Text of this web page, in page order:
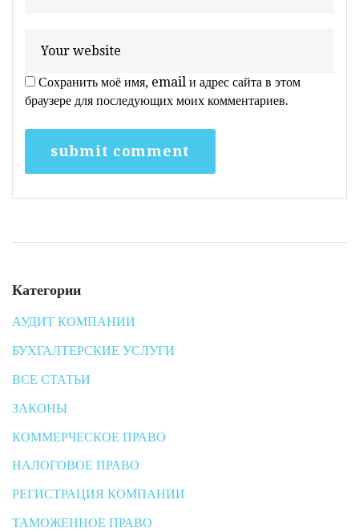
Сохранить моё имя, email и адрес сайта в этом
браузере для последующих моих комментариев.
Категории
АУДИТ КОМПАНИИ
БУХГАЛТЕРСКИЕ УСЛУГИ
ВСЕ СТАТЬИ
ЗАКОНЫ
КОММЕРЧЕСКОЕ ПРАВО
НАЛОГОВОЕ ПРАВО
РЕГИСТРАЦИЯ КОМПАНИИ
ТАМОЖЕННОЕ ПРАВО